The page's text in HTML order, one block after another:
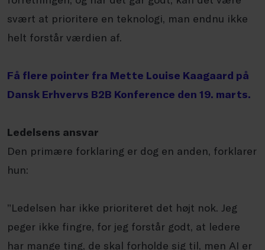
svært at prioritere en teknologi, man endnu ikke
helt forstår værdien af.
Få flere pointer fra Mette Louise Kaagaard på
Dansk Erhvervs B2B Konference den 19. marts.
Ledelsens ansvar
Den primære forklaring er dog en anden, forklarer
hun:
”Ledelsen har ikke prioriteret det højt nok. Jeg
peger ikke fingre, for jeg forstår godt, at ledere
har mange ting, de skal forholde sig til, men AI er